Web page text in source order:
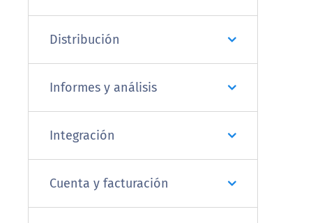
Distribución
Informes y análisis
Integración
Cuenta y facturación